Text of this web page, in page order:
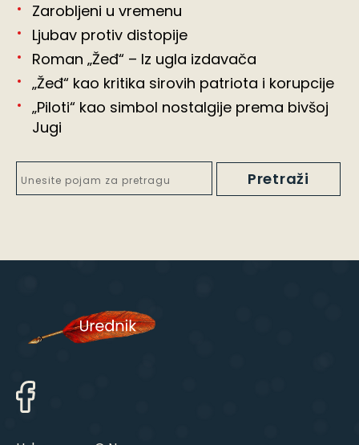
Zarobljeni u vremenu
Ljubav protiv distopije
Roman „Žeđ“ – Iz ugla izdavača
„Žeđ“ kao kritika sirovih patriota i korupcije
„Piloti“ kao simbol nostalgije prema bivšoj
Jugi